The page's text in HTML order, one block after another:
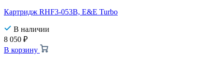
Картридж RHF3-053B, E&E Turbo
В наличии
8 050 ₽
В корзину